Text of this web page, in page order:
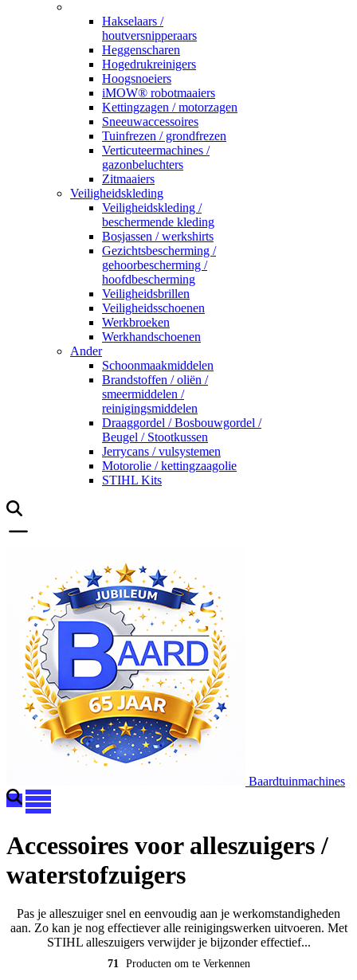
Hakselaars /
houtversnipperaars
Heggenscharen
Hogedrukreinigers
Hoogsnoeiers
iMOW® robotmaaiers
Kettingzagen / motorzagen
Sneeuwaccessoires
Tuinfrezen / grondfrezen
Verticuteermachines /
gazonbeluchters
Zitmaaiers
Veiligheidskleding
Veiligheidskleding /
beschermende kleding
Bosjassen / werkshirts
Gezichtsbescherming /
gehoorbescherming /
hoofdbescherming
Veiligheidsbrillen
Veiligheidsschoenen
Werkbroeken
Werkhandschoenen
Ander
Schoonmaakmiddelen
Brandstoffen / oliën /
smeermiddelen /
reinigingsmiddelen
Draaggordel / Bosbouwgordel /
Beugel / Stootkussen
Jerrycans / vulsystemen
Motorolie / kettingzaagolie
STIHL Kits
Baardtuinmachines
Accessoires voor alleszuigers /
waterstofzuigers
Pas je alleszuiger snel en eenvoudig aan je werkomstandigheden
aan. Zo kan je nog effectiever alle reinigingswerken uitvoeren. Met
STIHL alleszuigers verwijder je bijzonder effectief...
71 Producten om te Verkennen